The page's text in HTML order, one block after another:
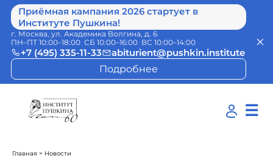
Приёмная кампания 2026 стартует в
Институте Пушкина!
г. Москва, ул. Академика Волгина, д. 6
ПН–ПТ 10:00–18:00 СБ 10:00–16:00 ВС 10:00–14:00
+7 (495) 335-11-33
abiturient@pushkin.institute
Подробнее
☰
Главная > Новости